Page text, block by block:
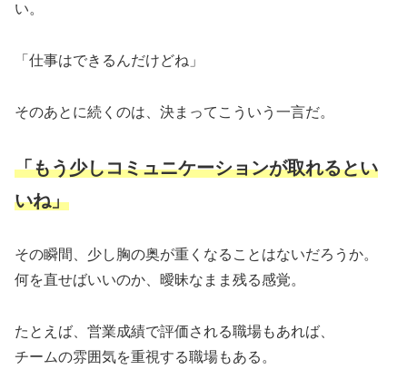
い。
「仕事はできるんだけどね」
そのあとに続くのは、決まってこういう一言だ。
「もう少しコミュニケーションが取れるとい
いね」
その瞬間、少し胸の奥が重くなることはないだろうか。
何を直せばいいのか、曖昧なまま残る感覚。
たとえば、営業成績で評価される職場もあれば、
チームの雰囲気を重視する職場もある。